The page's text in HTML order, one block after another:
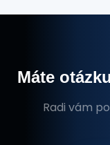
Máte
Radi vám